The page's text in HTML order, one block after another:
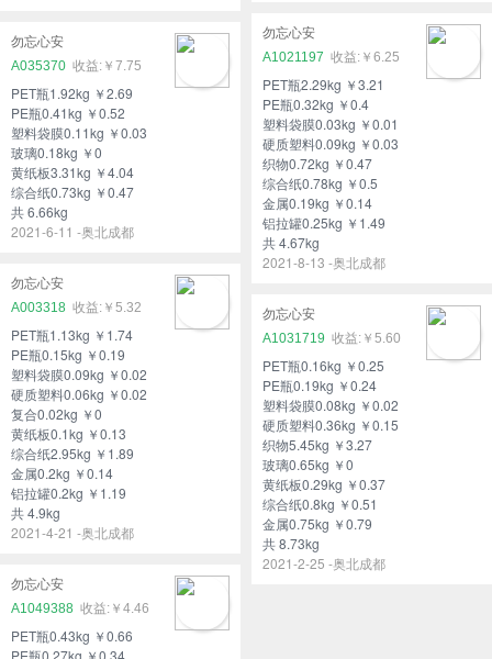
勿忘心安
A1021197
￥6.25
PET瓶2.29kg ￥3.21
PE瓶0.32kg ￥0.4
塑料袋膜0.03kg ￥0.01
硬质塑料0.09kg ￥0.03
织物0.72kg ￥0.47
综合纸0.78kg ￥0.5
金属0.19kg ￥0.14
铝拉罐0.25kg ￥1.49
共 4.67kg
2021-8-13 -奥北成都
勿忘心安
A035370
￥7.75
PET瓶1.92kg ￥2.69
PE瓶0.41kg ￥0.52
塑料袋膜0.11kg ￥0.03
玻璃0.18kg ￥0
黄纸板3.31kg ￥4.04
综合纸0.73kg ￥0.47
共 6.66kg
2021-6-11 -奥北成都
勿忘心安
A003318
￥5.32
PET瓶1.13kg ￥1.74
PE瓶0.15kg ￥0.19
塑料袋膜0.09kg ￥0.02
硬质塑料0.06kg ￥0.02
复合0.02kg ￥0
黄纸板0.1kg ￥0.13
综合纸2.95kg ￥1.89
金属0.2kg ￥0.14
铝拉罐0.2kg ￥1.19
共 4.9kg
2021-4-21 -奥北成都
勿忘心安
A1031719
￥5.60
PET瓶0.16kg ￥0.25
PE瓶0.19kg ￥0.24
塑料袋膜0.08kg ￥0.02
硬质塑料0.36kg ￥0.15
织物5.45kg ￥3.27
玻璃0.65kg ￥0
黄纸板0.29kg ￥0.37
综合纸0.8kg ￥0.51
金属0.75kg ￥0.79
共 8.73kg
2021-2-25 -奥北成都
勿忘心安
A1049388
￥4.46
PET瓶0.43kg ￥0.66
PE瓶0.27kg ￥0.34